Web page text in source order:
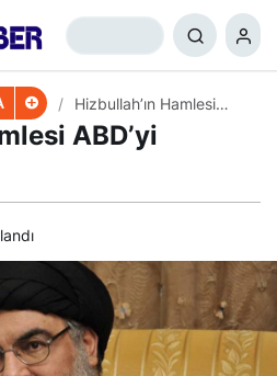
Hizbullah’ın Hamlesi
ABD’yi Öfkelendirdi
ABD’yi
+ 0 Paylaş